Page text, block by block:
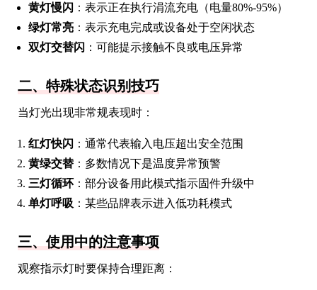
黄灯慢闪 ：表示正在执行涓流充电（电量80%-95%）
绿灯常亮 ：表示充电完成或设备处于空闲状态
双灯交替闪 ：可能提示接触不良或电压异常
二、特殊状态识别技巧
当灯光出现非常规表现时：
红灯快闪 ：通常代表输入电压超出安全范围
黄绿交替 ：多数情况下是温度异常预警
三灯循环 ：部分设备用此模式指示固件升级中
单灯呼吸 ：某些品牌表示进入低功耗模式
三、使用中的注意事项
观察指示灯时要保持合理距离：